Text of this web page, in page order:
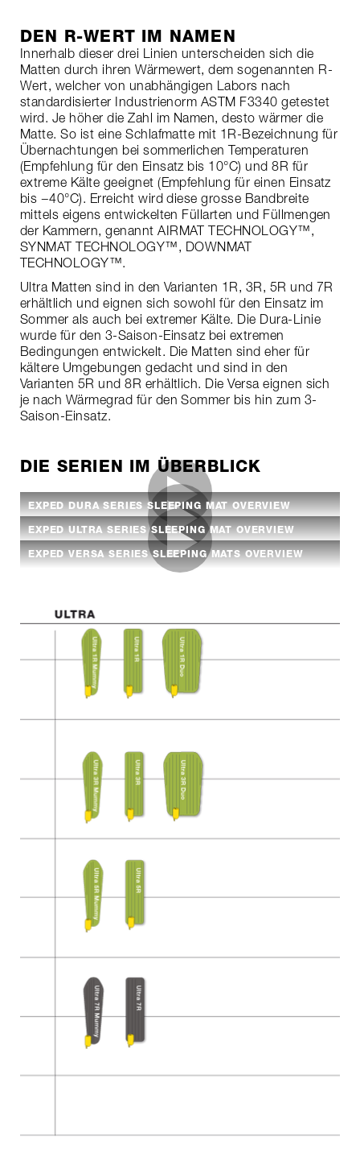
DEN R-WERT IM NAMEN
Innerhalb dieser drei Linien unterscheiden sich die
Matten durch ihren Wärmewert, dem sogenannten R-
Wert, welcher von unabhängigen Labors nach
standardisierter Industrienorm ASTM F3340 getestet
wird. Je höher die Zahl im Namen, desto wärmer die
Matte. So ist eine Schlafmatte mit 1R-Bezeichnung für
Übernachtungen bei sommerlichen Temperaturen
(Empfehlung für den Einsatz bis 10°C) und 8R für
extreme Kälte geeignet (Empfehlung für einen Einsatz
bis −40°C). Erreicht wird diese grosse Bandbreite
mittels eigens entwickelten Füllarten und Füllmengen
der Kammern, genannt AIRMAT TECHNOLOGY™,
SYNMAT TECHNOLOGY™, DOWNMAT
TECHNOLOGY™.
Ultra Matten sind in den Varianten 1R, 3R, 5R und 7R
erhältlich und eignen sich sowohl für den Einsatz im
Sommer als auch bei extremer Kälte. Die Dura-Linie
wurde für den 3-Saison-Einsatz bei extremen
Bedingungen entwickelt. Die Matten sind eher für
kältere Umgebungen gedacht und sind in den
Varianten 5R und 8R erhältlich. Die Versa eignen sich
je nach Wärmegrad für den Sommer bis hin zum 3-
Saison-Einsatz.
DIE SERIEN IM ÜBERBLICK
EXPED DURA SERIES SLEEPING MAT OVERVIEW
EXPED ULTRA SERIES SLEEPING MAT OVERVIEW
EXPED VERSA SERIES SLEEPING MATS OVERVIEW